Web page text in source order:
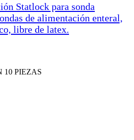
Statlock para sonda
de alimentación enteral,
libre de latex.
10 PIEZAS